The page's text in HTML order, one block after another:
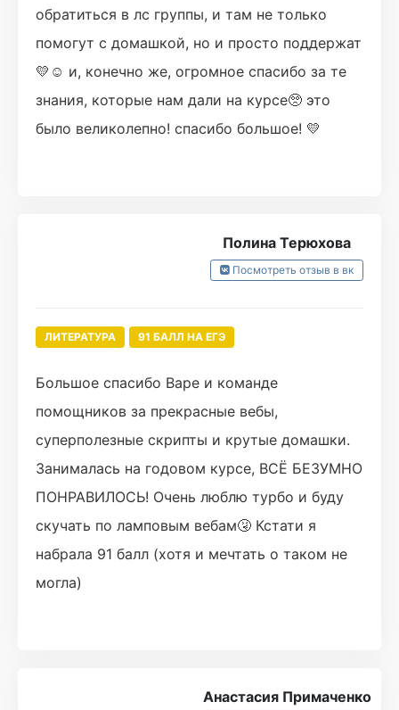
обратиться в лс группы, и там не только
помогут с домашкой, но и просто поддержат
💛☺ и, конечно же, огромное спасибо за те
знания, которые нам дали на курсе🥺 это
было великолепно! спасибо большое! 💛
Полина Терюхова
Посмотреть отзыв в вк
ЛИТЕРАТУРА 91 БАЛЛ НА ЕГЭ
Большое спасибо Варе и команде
помощников за прекрасные вебы,
суперполезные скрипты и крутые домашки.
Занималась на годовом курсе, ВСЁ БЕЗУМНО
ПОНРАВИЛОСЬ! Очень люблю турбо и буду
скучать по ламповым вебам🤧 Кстати я
набрала 91 балл (хотя и мечтать о таком не
могла)
Анастасия Примаченко